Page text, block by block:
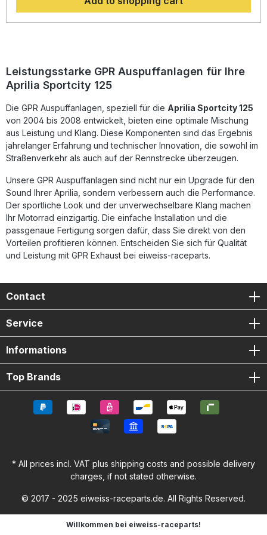
und garantiert somit eine gleichbleibend hohe Qualität
seiner Produkte, von der Sie als Kunde profitieren.
installieren. Lieferumfang: Diese Lieferung enthält alle
Fahrzeugspezifischen Halterungen und das
entsprechende Zubehör. Homologated silencer exhaust
YesLieferzeit: ca. 14 Tage
Leistungsstarke GPR Auspuffanlagen für Ihre
Aprilia Sportcity 125
Die GPR Auspuffanlagen, speziell für die Aprilia Sportcity 125
von 2004 bis 2008 entwickelt, bieten eine optimale Mischung
aus Leistung und Klang. Diese Komponenten sind das Ergebnis
jahrelanger Erfahrung und technischer Innovation, die sowohl im
Straßenverkehr als auch auf der Rennstrecke überzeugen.
Unsere GPR Auspuffanlagen sind nicht nur ein Upgrade für den
Sound Ihrer Aprilia, sondern verbessern auch die Performance.
Der sportliche Look und der unverwechselbare Klang machen
Ihr Motorrad einzigartig. Die einfache Installation und die
passgenaue Fertigung sorgen dafür, dass Sie direkt von den
Vorteilen profitieren können. Entscheiden Sie sich für Qualität
und Leistung mit GPR Exhaust bei eiweiss-raceparts.
Contact
Service
Informations
Top Brands
* All prices incl. VAT plus shipping costs and possible delivery
charges, if not stated otherwise.
© 2017 - 2025 eiweiss-raceparts.de. All Rights Reserved.
Willkommen bei eiweiss-raceparts!